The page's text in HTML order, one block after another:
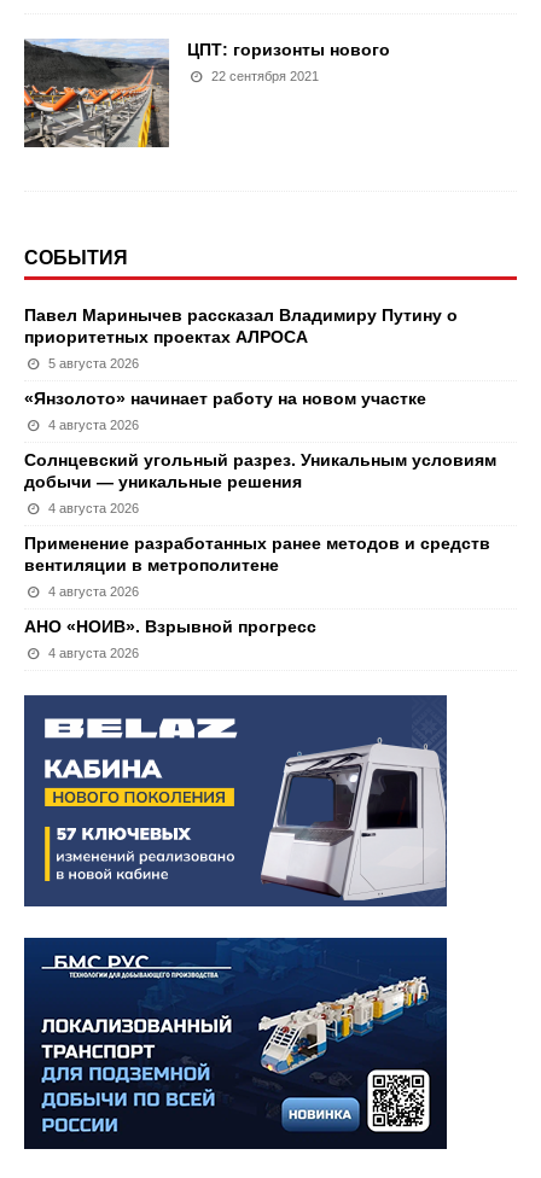
ЦПТ: горизонты нового
22 сентября 2021
СОБЫТИЯ
Павел Маринычев рассказал Владимиру Путину о
приоритетных проектах АЛРОСА
5 августа 2026
«Янзолото» начинает работу на новом участке
4 августа 2026
Солнцевский угольный разрез. Уникальным условиям
добычи — уникальные решения
4 августа 2026
Применение разработанных ранее методов и средств
вентиляции в метрополитене
4 августа 2026
АНО «НОИВ». Взрывной прогресс
4 августа 2026